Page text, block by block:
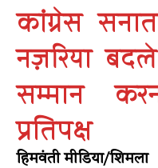
कांग्रेस
नज़रिया
सम्मान
प्रतिपक्ष
हिमवंती मीडिया/शिमला